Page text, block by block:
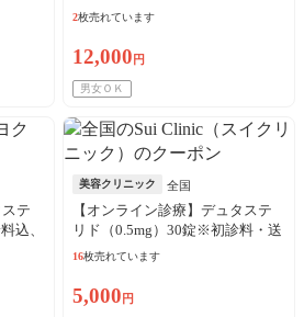
料、
料・送料込／リピート可
2枚売れています
12,000 円
男女ＯＫ
テ
込、
美容クリニック 全国
【オンライン診療】デュタステ
リド（0.5mg）30錠※初診料・送
料込
16枚売れています
5,000 円